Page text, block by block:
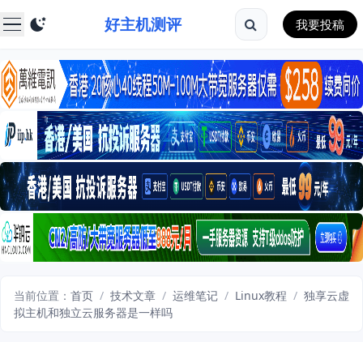
好主机测评 我要投稿
当前位置： 首页 / 技术文章 / 运维笔记 / Linux教程 / 独享云虚
拟主机和独立云服务器是一样吗